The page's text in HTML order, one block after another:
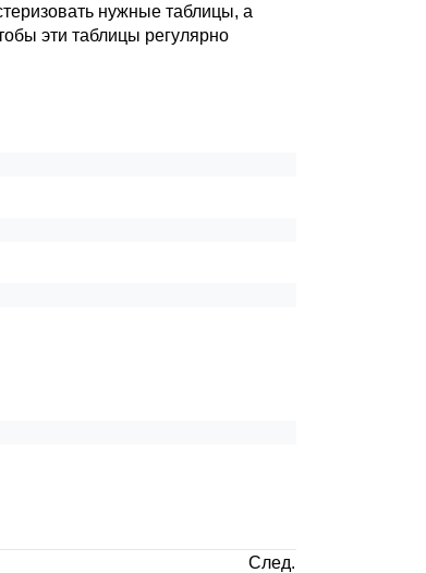
нужные таблицы, а
эти таблицы регулярно
След.